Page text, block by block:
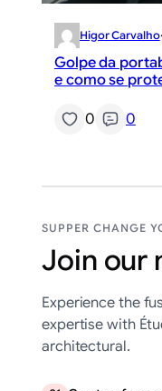
Higor Carvalho·
Golpe da
e como se
0 0
SUPPER CHANGE
Join our
Experience the
expertise with
architectural.